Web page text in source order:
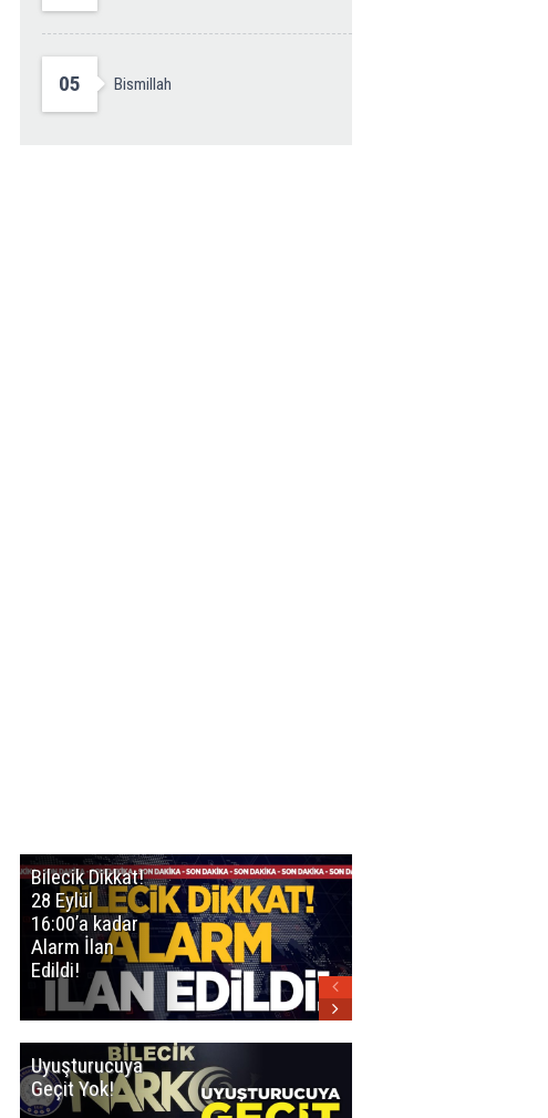
05 Bismillah
Bilecik Dikkat!
28 Eylül
16:00’a kadar
Alarm İlan
Edildi!
Uyuşturucuya
Geçit Yok!